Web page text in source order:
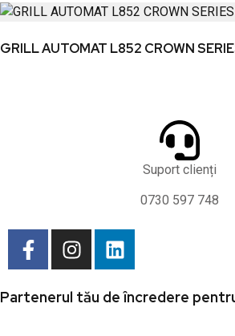
GRILL AUTOMAT L852 CROWN
Suport clienți
0730 597 748
Partenerul tău de încredere